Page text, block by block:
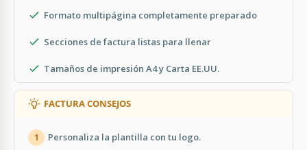
Formato multipágina completamente preparado
Secciones de factura listas para llenar
Tamaños de impresión A4 y Carta EE.UU.
FACTURA CONSEJOS
1 Personaliza la plantilla con tu logo.